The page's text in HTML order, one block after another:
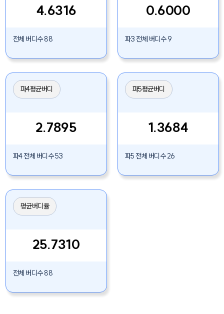
4.6316
전체 버디수 88
0.6000
파3 전체 버디수 9
파4평균버디
2.7895
파4 전체 버디수 53
파5평균버디
1.3684
파5 전체 버디수 26
평균버디율
25.7310
전체 버디수 88